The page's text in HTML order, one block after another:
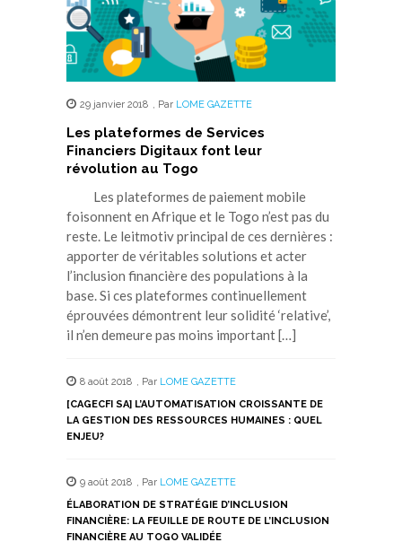
29 janvier 2018 , Par LOME GAZETTE
Les plateformes de Services
Financiers Digitaux font leur
révolution au Togo
Les plateformes de paiement mobile
foisonnent en Afrique et le Togo n’est pas du
reste. Le leitmotiv principal de ces dernières :
apporter de véritables solutions et acter
l’inclusion financière des populations à la
base. Si ces plateformes continuellement
éprouvées démontrent leur solidité ‘relative’,
il n’en demeure pas moins important […]
8 août 2018 , Par LOME GAZETTE
[CAGECFI SA] L’AUTOMATISATION CROISSANTE DE
LA GESTION DES RESSOURCES HUMAINES : QUEL
ENJEU?
9 août 2018 , Par LOME GAZETTE
ÉLABORATION DE STRATÉGIE D’INCLUSION
FINANCIÈRE: LA FEUILLE DE ROUTE DE L’INCLUSION
FINANCIÈRE AU TOGO VALIDÉE